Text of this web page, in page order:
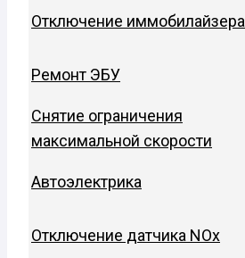
Отключение иммобилайзера
Ремонт ЭБУ
Снятие ограничения
максимальной скорости
Автоэлектрика
Отключение датчика NOx